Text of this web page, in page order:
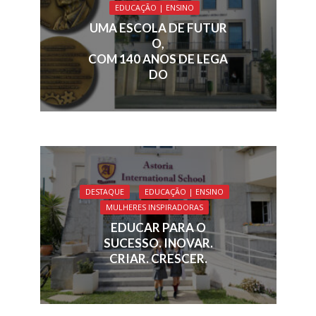
EDUCAÇÃO | ENSINO
UMA ESCOLA DE FUTUR
O,
COM 140 ANOS DE LEGA
DO
DESTAQUE
EDUCAÇÃO | ENSINO
MULHERES INSPIRADORAS
EDUCAR PARA O
SUCESSO. INOVAR.
CRIAR. CRESCER.